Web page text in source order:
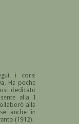
i corsi
Ha poche
dedicato
alla I
alla
anche in
(1912).